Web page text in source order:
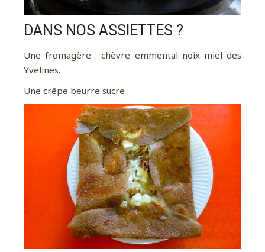
DANS NOS ASSIETTES ?
Une fromagère : chèvre emmental noix miel des
Yvelines.
Une crêpe beurre sucre